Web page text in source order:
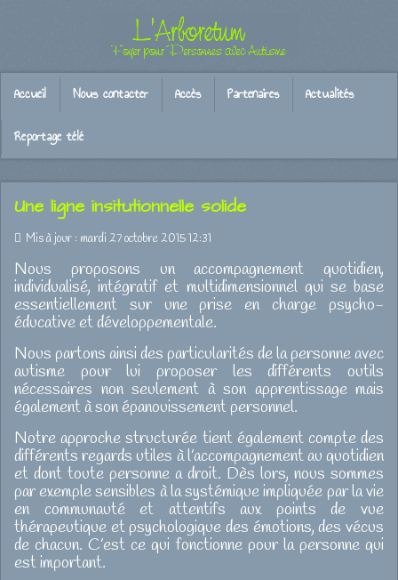
Accueil Nous contacter Accès Partenaires Actualités
Reportage télé
Une ligne insitutionnelle solide
Mis à jour : mardi 27 octobre 2015 12:31
Nous proposons un accompagnement quotidien,
individualisé, intégratif et multidimensionnel qui se base
essentiellement sur une prise en charge psycho-
éducative et développementale.
Nous partons ainsi des particularités de la personne avec
autisme pour lui proposer les différents outils
nécessaires non seulement à son apprentissage mais
également à son épanouissement personnel.
Notre approche structurée tient également compte des
différents regards utiles à l’accompagnement au quotidien
et dont toute personne a droit. Dès lors, nous sommes
par exemple sensibles à la systémique impliquée par la vie
en communauté et attentifs aux points de vue
thérapeutique et psychologique des émotions, des vécus
de chacun. C’est ce qui fonctionne pour la personne qui
est important.